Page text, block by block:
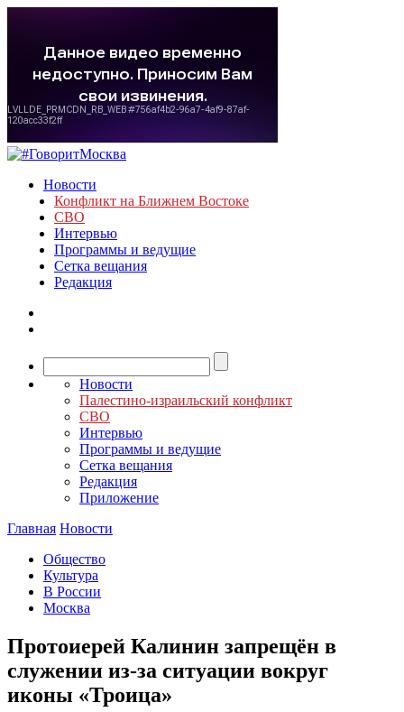
Новости
Конфликт на Ближнем Востоке
СВО
Интервью
Программы и ведущие
Сетка вещания
Редакция
Новости
Палестино-израильский конфликт
СВО
Интервью
Программы и ведущие
Сетка вещания
Редакция
Приложение
Главная Новости
Общество
Культура
В России
Москва
Протоиерей Калинин запрещён в
служении из-за ситуации вокруг
иконы «Троица»